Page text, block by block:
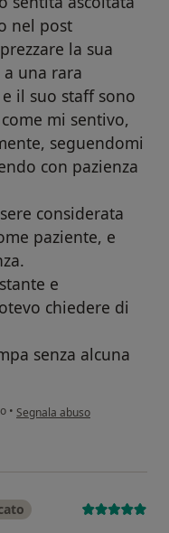
nel post
la sua
una rara
il suo staff sono
mi sentivo,
seguendomi
con pazienza
considerata
paziente, e
e
chiedere di
senza alcuna
• secondo l'opinione dell'utente
Segnala abuso